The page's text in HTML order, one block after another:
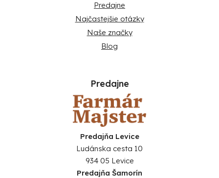
Predajne
Najčastejšie otázky
Naše značky
Blog
Predajne
Predajňa Levice
Ludánska cesta 10
934 05 Levice
Predajňa Šamorín